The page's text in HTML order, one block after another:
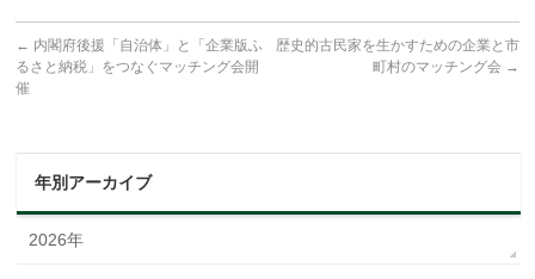
← 内閣府後援「自治体」と「企業版ふ
るさと納税」をつなぐマッチング会開
催
歴史的古民家を生かすための企業と市
町村のマッチング会 →
年別アーカイブ
2026年